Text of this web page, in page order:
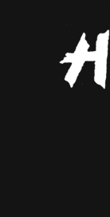
συμβολή του
σύμβουλος
ευρώ τον Δήμο
στον αρμόδιο
συντονισμό, τη
Ανδριοπούλου,
Ρομά κ. Νίκο
η ομαδική δουλειά